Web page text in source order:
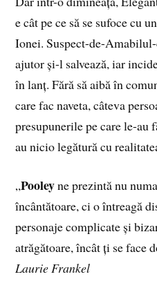
e cât pe ce să se sufoce cu
Ionei. Suspect-de-
ajutor și-l salvează, iar
în lanț. Fără să aibă în
care fac naveta, câteva
presupunerile pe care le-au
au nicio legătură cu
„Pooleyne prezintă nu
încântătoare, ci o întreagă
personaje complicate și
atrăgătoare, încât ți se face
Laurie Frankel